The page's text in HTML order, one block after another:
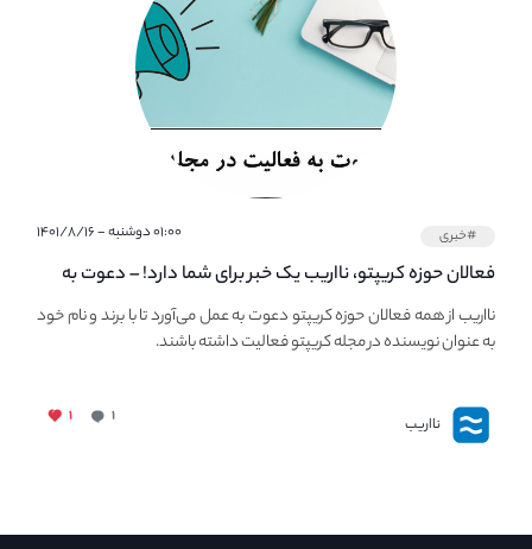
#خبری ۰۱:۰۰ دوشنبه - ۱۴۰۱/۸/۱۶
فعالان حوزه کریپتو، نااریب یک خبر برای شما دارد! – دعوت به
فعالیت در مجله کریپتو
نااریب از همه فعالان حوزه کریپتو دعوت به عمل می‌آورد تا با برند و نام خود
به عنوان نویسنده در مجله کریپتو فعالیت داشته باشند.
نااریب ۱ ۱